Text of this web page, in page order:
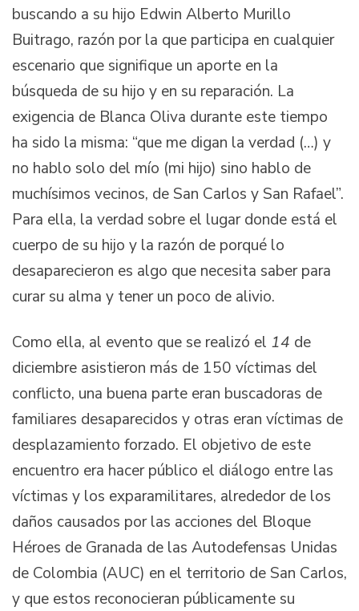
buscando a su hijo Edwin Alberto Murillo
Buitrago, razón por la que participa en cualquier
escenario que signifique un aporte en la
búsqueda de su hijo y en su reparación. La
exigencia de Blanca Oliva durante este tiempo
ha sido la misma: “que me digan la verdad (…) y
no hablo solo del mío (mi hijo) sino hablo de
muchísimos vecinos, de San Carlos y San Rafael”.
Para ella, la verdad sobre el lugar donde está el
cuerpo de su hijo y la razón de porqué lo
desaparecieron es algo que necesita saber para
curar su alma y tener un poco de alivio.
Como ella, al evento que se realizó el 14 de
diciembre asistieron más de 150 víctimas del
conflicto, una buena parte eran buscadoras de
familiares desaparecidos y otras eran víctimas de
desplazamiento forzado. El objetivo de este
encuentro era hacer público el diálogo entre las
víctimas y los exparamilitares, alrededor de los
daños causados por las acciones del Bloque
Héroes de Granada de las Autodefensas Unidas
de Colombia (AUC) en el territorio de San Carlos,
y que estos reconocieran públicamente su